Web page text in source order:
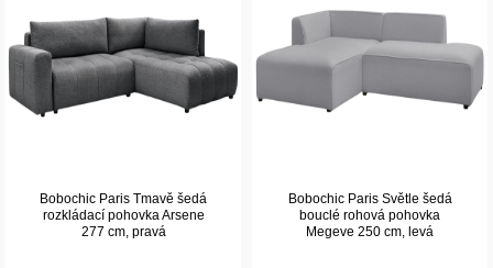
Bobochic Paris Tmavě šedá
rozkládací pohovka Arsene
277 cm, pravá
Bobochic Paris Světle šedá
bouclé rohová pohovka
Megeve 250 cm, levá